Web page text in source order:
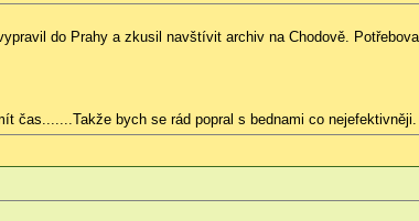
do Prahy a zkusil navštívit archiv na Chodově.
čas.......Takže bych se rád popral s bednami co nejefektivněji.